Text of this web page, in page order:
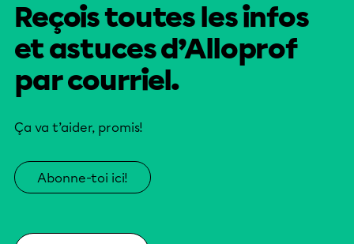
Reçois toutes les infos
et astuces d’Alloprof
par courriel.
Ça va t’aider, promis!
Abonne-toi ici!